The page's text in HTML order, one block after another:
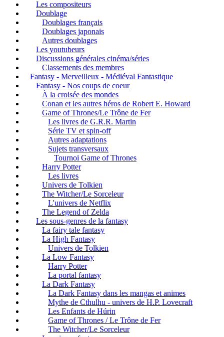
Les compositeurs
Doublage
Doublages français
Doublages japonais
Autres doublages
Les youtubeurs
Discussions générales cinéma/séries
Classements des membres
Fantasy - Merveilleux - Médiéval Fantastique
Fantasy - Nos coups de coeur
À la croisée des mondes
Conan et les autres héros de Robert E. Howard
Game of Thrones/Le Trône de Fer
Les livres de G.R.R. Martin
Série TV et spin-off
Autres adaptations
Sujets transversaux
Tournoi Game of Thrones
Harry Potter
Les livres
Univers de Tolkien
The Witcher/Le Sorceleur
L'univers de Netflix
The Legend of Zelda
Les sous-genres de la fantasy
La fairy tale fantasy
La High Fantasy
Univers de Tolkien
La Low Fantasy
Harry Potter
La portal fantasy
La Dark Fantasy
La Dark Fantasy dans les mangas et animes
Mythe de Cthulhu - univers de H.P. Lovecraft
Les Enfants de Húrin
Game of Thrones / Le Trône de Fer
The Witcher/Le Sorceleur